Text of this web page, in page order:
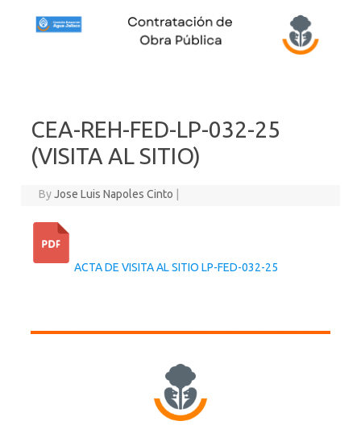
CEA-REH-FED-LP-032-25
(VISITA AL SITIO)
ByJose Luis Napoles Cinto
ACTA DE VISITA AL SITIO LP-FED-032-25